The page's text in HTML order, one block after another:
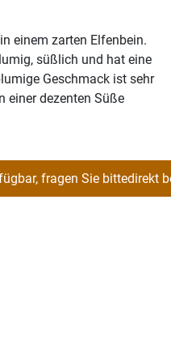
einem zarten Elfenbein.
süßlich und hat eine
Geschmack ist sehr
einer dezenten Süße